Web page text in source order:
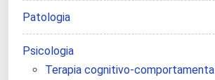
Patologia
Psicologia
Terapia cognitivo-comportamental